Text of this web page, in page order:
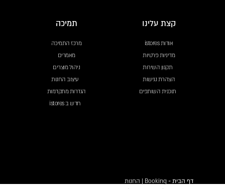
קצת עלינו
אודות istores
מדיניות פרטיות
תקנון השירות
הצהרת נגישות
תוכנית השותפים
תמיכה
מרכז התמיכה
מאמרים
ניהול מוצרים
עיצוב החנות
הגדרות מתקדמות
חדש ב istores
דף הבית»
Booking | החנות